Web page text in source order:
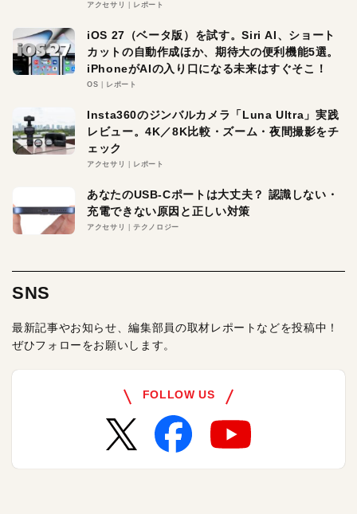
アクセサリ レポート
iOS 27（ベータ版）を試す。Siri AI、ショート
カットの自動作成ほか、期待大の便利機能5選。
iPhoneがAIの入り口になる未来はすぐそこ！
OS レポート
Insta360のジンバルカメラ「Luna Ultra」実践
レビュー。4K／8K比較・ズーム・夜間撮影をチ
ェック
アクセサリ レポート
あなたのUSB-Cポートは大丈夫？ 認識しない・
充電できない原因と正しい対策
アクセサリ テクノロジー
SNS
最新記事やお知らせ、編集部員の取材レポートなどを投稿中！
ぜひフォローをお願いします。
FOLLOW US